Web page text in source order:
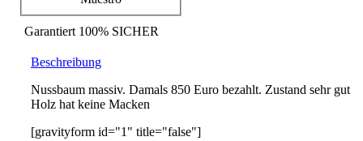
Garantiert 100% SICHER
Beschreibung
Nussbaum massiv. Damals 850 Euro bezahlt. Zustand sehr gut
Holz hat keine Macken
[gravityform id="1" title="false"]